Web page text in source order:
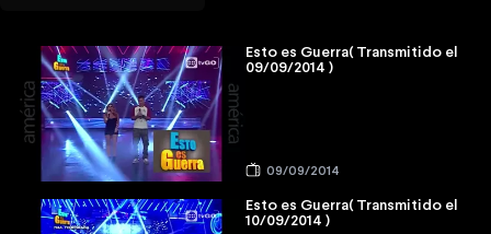
Esto es Guerra( Transmitido el
09/09/2014 )
09/09/2014
Esto es Guerra( Transmitido el
10/09/2014 )